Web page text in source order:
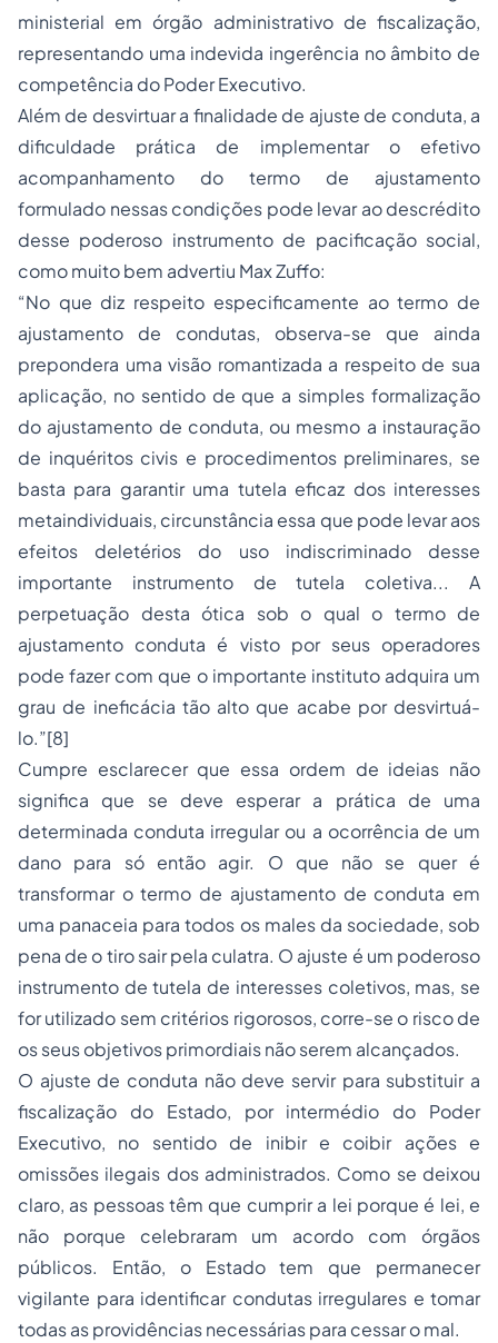
ministerial em órgão administrativo de fiscalização,
representando uma indevida ingerência no âmbito de
competência do Poder Executivo.
Além de desvirtuar a finalidade de ajuste de conduta, a
dificuldade prática de implementar o efetivo
acompanhamento do termo de ajustamento
formulado nessas condições pode levar ao descrédito
desse poderoso instrumento de pacificação social,
como muito bem advertiu Max Zuffo:
“No que diz respeito especificamente ao termo de
ajustamento de condutas, observa-se que ainda
prepondera uma visão romantizada a respeito de sua
aplicação, no sentido de que a simples formalização
do ajustamento de conduta, ou mesmo a instauração
de inquéritos civis e procedimentos preliminares, se
basta para garantir uma tutela eficaz dos interesses
metaindividuais, circunstância essa que pode levar aos
efeitos deletérios do uso indiscriminado desse
importante instrumento de tutela coletiva... A
perpetuação desta ótica sob o qual o termo de
ajustamento conduta é visto por seus operadores
pode fazer com que o importante instituto adquira um
grau de ineficácia tão alto que acabe por desvirtuá-
lo.”[8]
Cumpre esclarecer que essa ordem de ideias não
significa que se deve esperar a prática de uma
determinada conduta irregular ou a ocorrência de um
dano para só então agir. O que não se quer é
transformar o termo de ajustamento de conduta em
uma panaceia para todos os males da sociedade, sob
pena de o tiro sair pela culatra. O ajuste é um poderoso
instrumento de tutela de interesses coletivos, mas, se
for utilizado sem critérios rigorosos, corre-se o risco de
os seus objetivos primordiais não serem alcançados.
O ajuste de conduta não deve servir para substituir a
fiscalização do Estado, por intermédio do Poder
Executivo, no sentido de inibir e coibir ações e
omissões ilegais dos administrados. Como se deixou
claro, as pessoas têm que cumprir a lei porque é lei, e
não porque celebraram um acordo com órgãos
públicos. Então, o Estado tem que permanecer
vigilante para identificar condutas irregulares e tomar
todas as providências necessárias para cessar o mal.